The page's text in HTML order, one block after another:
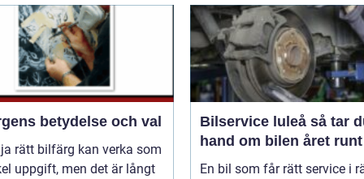
betydelse och val
rätt bilfärg kan verka som
uppgift, men det är långt
Bilservice luleå så tar du
hand om bilen året runt
En bil som får rätt service i